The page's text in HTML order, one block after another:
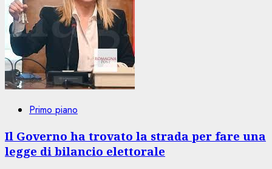
Primo piano
Il Governo ha trovato la strada per fare una
legge di bilancio elettorale